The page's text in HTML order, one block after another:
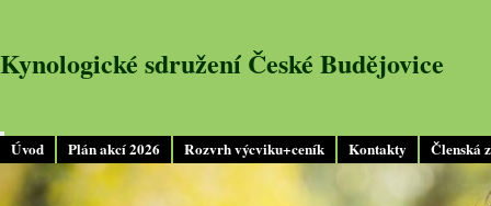
Úvod Plán akcí 2026 Rozvrh výcviku+ceník Kontakty Členská
Kynologické sdružení České Budějovice